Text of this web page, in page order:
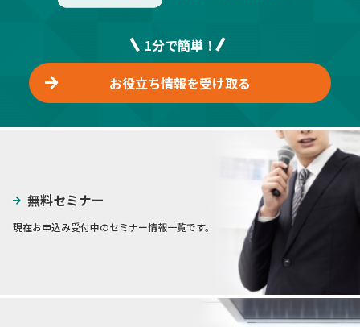
1分で簡単！
お役立ち情報を受け取る
無料セミナー
現在お申込み受付中のセミナー情報一覧です。